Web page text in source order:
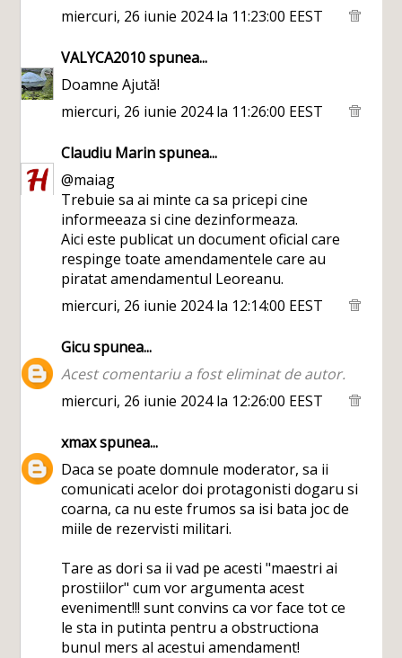
miercuri, 26 iunie 2024 la 11:23:00 EEST
VALYCA2010spunea...
Doamne Ajută!
miercuri, 26 iunie 2024 la 11:26:00 EEST
Claudiu Marinspunea...
@maiag
Trebuie sa ai minte ca sa pricepi cine
informeeaza si cine dezinformeaza.
Aici este publicat un document oficial care
respinge toate amendamentele care au
piratat amendamentul Leoreanu.
miercuri, 26 iunie 2024 la 12:14:00 EEST
Gicuspunea...
Acest comentariu a fost eliminat de autor.
miercuri, 26 iunie 2024 la 12:26:00 EEST
xmaxspunea...
Daca se poate domnule moderator, sa ii
comunicati acelor doi protagonisti dogaru si
coarna, ca nu este frumos sa isi bata joc de
miile de rezervisti militari.
Tare as dori sa ii vad pe acesti "maestri ai
prostiilor" cum vor argumenta acest
eveniment!!! sunt convins ca vor face tot ce
le sta in putinta pentru a obstructiona
bunul mers al acestui amendament!